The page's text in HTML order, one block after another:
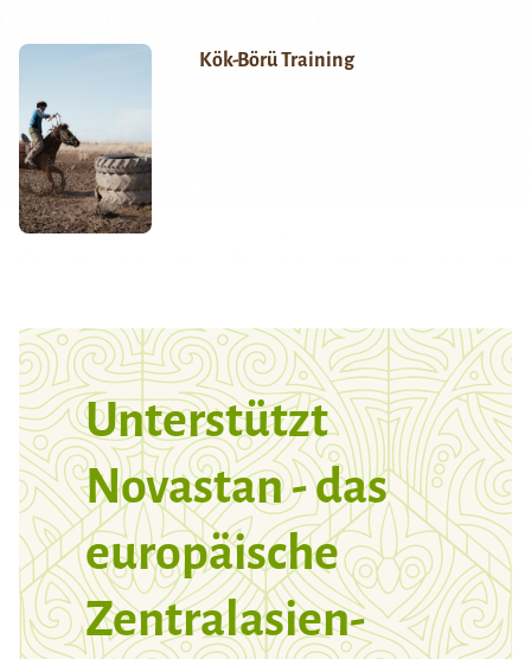
Kök-Börü Training
Unterstützt
Novastan - das
europäische
Zentralasien-